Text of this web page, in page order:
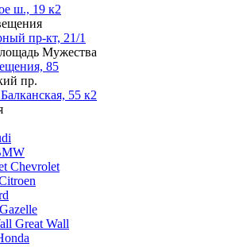
ш., 19 к2
пр-кт, 21/1
Мужества
85
пр.
55 к2
Chevrolet
Gazelle
Great Wall